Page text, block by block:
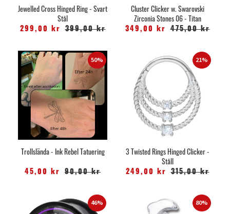
Jewelled Cross Hinged Ring - Svart
Stål
299,00 kr 399,00 kr
Cluster Clicker w. Swarovski
Zirconia Stones 06 - Titan
349,00 kr 475,00 kr
50%
Trollslända - Ink Rebel Tatuering
45,00 kr 90,00 kr
21%
3 Twisted Rings Hinged Clicker -
Ståll
249,00 kr 315,00 kr
46% 80%